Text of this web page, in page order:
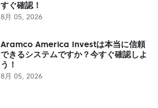
すぐ確認！
8月 05, 2026
Aramco America Investは本当に信頼
できるシステムですか？今すぐ確認しよ
う！
8月 05, 2026